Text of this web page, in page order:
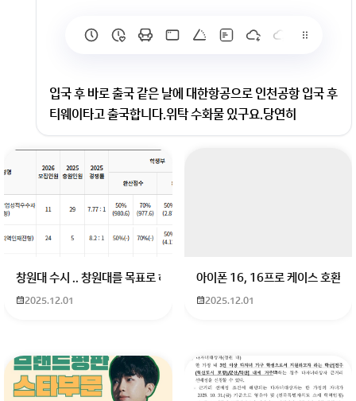
입국 후 바로 출국 같은 날에 대한항공으로 인천공항 입국 후
티웨이타고 출국합니다.위탁 수화물 있구요.당연히
같은 날에 대한항공으로 인천공항 입국 후 티웨이타고 출국
합니다.위탁 수화물 있구요.당연히 짐 찾고 완전 입국 절차
밟은 후에티웨이 터미널 카운터 가서 체크인하고 짐 붙히고
출국심사 절차를 해야겠죠..?
창원대 수시 .. 창원대를 목표로 하고 있는 09년생입니다 지금 제 내신이 5
2025.12.01
아이폰 16, 16프로 케이스 호환
2025.12.01